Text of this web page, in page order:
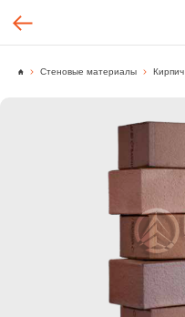
Стеновые материалы Кирпич